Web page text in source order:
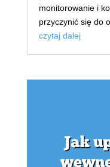
monitorowanie i
przyczynić się do
czytaj dalej